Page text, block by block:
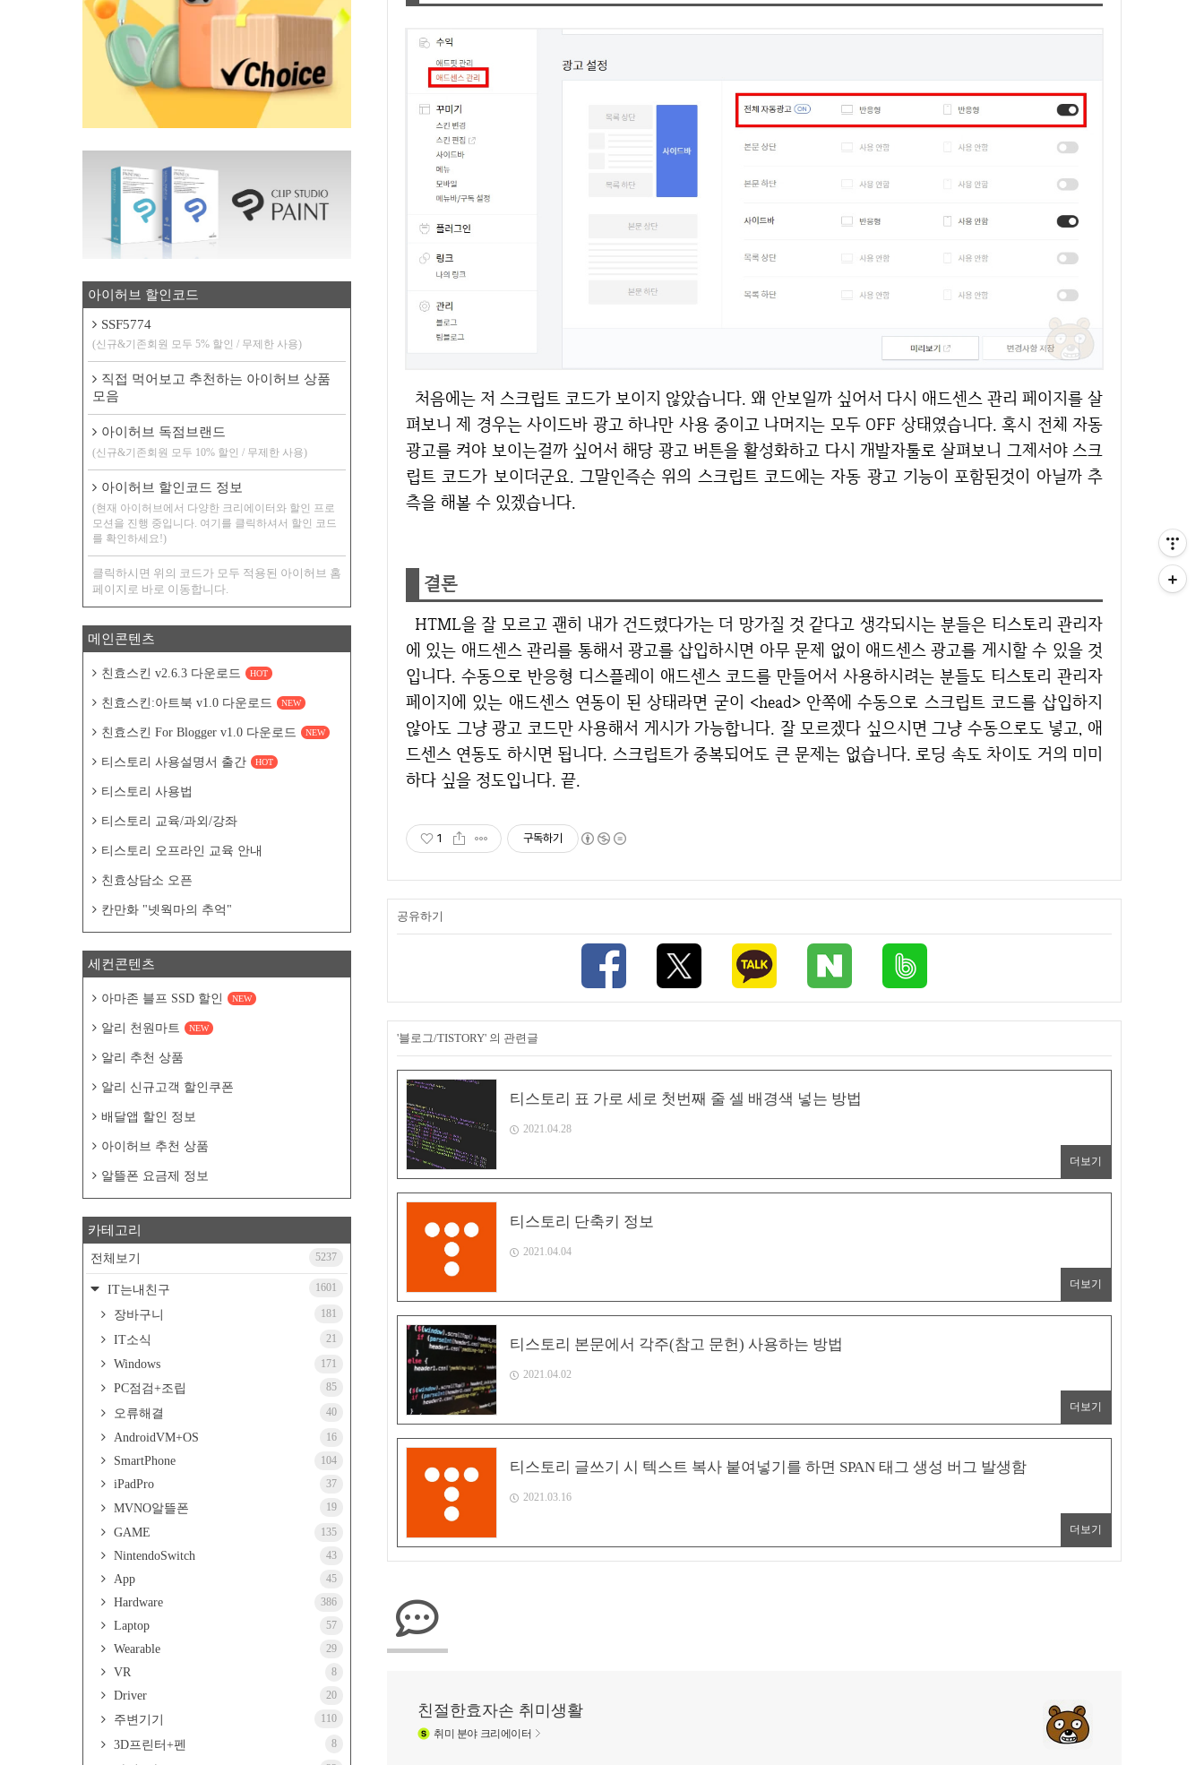
처음에는 저 스크립트 코드가 보이지 않았습니다. 왜 안보일까 싶어서 다시 애드센스 관리 페이지를 살
펴보니 제 경우는 사이드바 광고 하나만 사용 중이고 나머지는 모두 OFF 상태였습니다. 혹시 전체 자동
광고를 켜야 보이는걸까 싶어서 해당 광고 버튼을 활성화하고 다시 개발자툴로 살펴보니 그제서야 스크
립트 코드가 보이더군요. 그말인즉슨 위의 스크립트 코드에는 자동 광고 기능이 포함된것이 아닐까 추
측을 해볼 수 있겠습니다.
결론
HTML을 잘 모르고 괜히 내가 건드렸다가는 더 망가질 것 같다고 생각되시는 분들은 티스토리 관리자
에 있는 애드센스 관리를 통해서 광고를 삽입하시면 아무 문제 없이 애드센스 광고를 게시할 수 있을 것
입니다. 수동으로 반응형 디스플레이 애드센스 코드를 만들어서 사용하시려는 분들도 티스토리 관리자
페이지에 있는 애드센스 연동이 된 상태라면 굳이 <head> 안쪽에 수동으로 스크립트 코드를 삽입하지
않아도 그냥 광고 코드만 사용해서 게시가 가능합니다. 잘 모르겠다 싶으시면 그냥 수동으로도 넣고, 애
드센스 연동도 하시면 됩니다. 스크립트가 중복되어도 큰 문제는 없습니다. 로딩 속도 차이도 거의 미미
하다 싶을 정도입니다. 끝.
1 구독하기
공유하기
'블로그/TISTORY' 의 관련글
티스토리 표 가로 세로 첫번째 줄 셀 배경색 넣는 방법
2021.04.28
더보기
티스토리 단축키 정보
2021.04.04
더보기
티스토리 본문에서 각주(참고 문헌) 사용하는 방법
2021.04.02
더보기
티스토리 글쓰기 시 텍스트 복사 붙여넣기를 하면 SPAN 태그 생성 버그 발생함
2021.03.16
더보기
친절한효자손 취미생활
취미 분야 크리에이터
아이허브 할인코드
SSF5774
(신규&기존회원 모두 5% 할인 / 무제한 사용)
직접 먹어보고 추천하는 아이허브 상품
모음
아이허브 독점브랜드
(신규&기존회원 모두 10% 할인 / 무제한 사용)
아이허브 할인코드 정보
(현재 아이허브에서 다양한 크리에이터와 할인 프로
모션을 진행 중입니다. 여기를 클릭하셔서 할인 코드
를 확인하세요!)
클릭하시면 위의 코드가 모두 적용된 아이허브 홈
페이지로 바로 이동합니다.
메인콘텐츠
친효스킨 v2.6.3 다운로드 HOT
친효스킨:아트북 v1.0 다운로드 NEW
친효스킨 For Blogger v1.0 다운로드 NEW
티스토리 사용설명서 출간 HOT
티스토리 사용법
티스토리 교육/과외/강좌
티스토리 오프라인 교육 안내
친효상담소 오픈
칸만화 "넷웍마의 추억"
세컨콘텐츠
아마존 블프 SSD 할인 NEW
알리 천원마트 NEW
알리 추천 상품
알리 신규고객 할인쿠폰
배달앱 할인 정보
아이허브 추천 상품
알뜰폰 요금제 정보
카테고리
전체보기 5237
IT는내친구 1601
장바구니 181
IT소식 21
Windows 171
PC점검+조립 85
오류해결 40
AndroidVM+OS 16
SmartPhone 104
iPadPro 37
MVNO알뜰폰 19
GAME 135
NintendoSwitch 43
App 45
Hardware 386
Laptop 57
Wearable 29
VR 8
Driver 20
주변기기 110
3D프린터+펜 8